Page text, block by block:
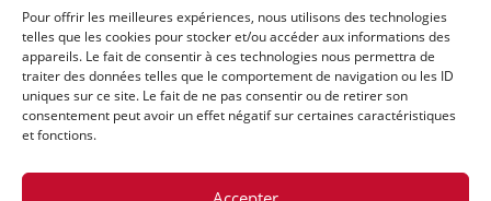
Pour offrir les meilleures expériences, nous utilisons des technologies
telles que les cookies pour stocker et/ou accéder aux informations des
appareils. Le fait de consentir à ces technologies nous permettra de
traiter des données telles que le comportement de navigation ou les ID
uniques sur ce site. Le fait de ne pas consentir ou de retirer son
consentement peut avoir un effet négatif sur certaines caractéristiques
et fonctions.
Trouver nos produits
Politique de frais d'envoi
Termes et conditions
Politique de remboursement